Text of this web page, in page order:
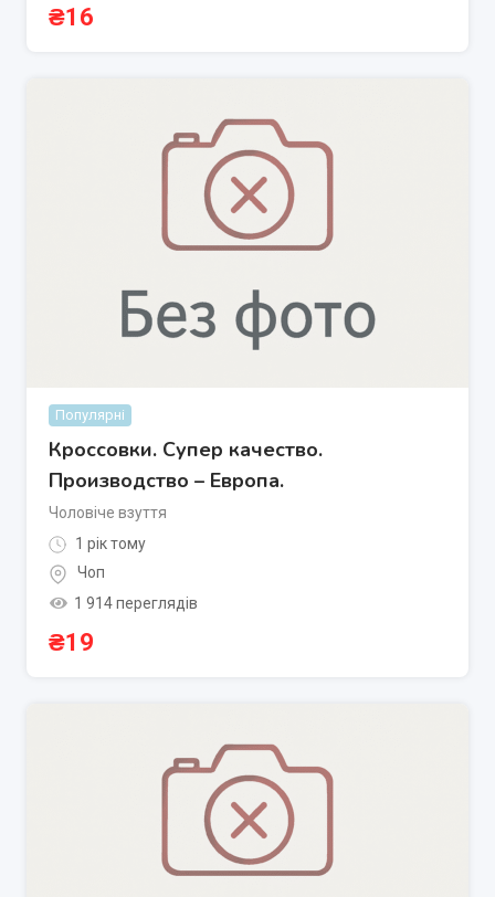
₴16
Популярні
Кроссовки. Супер качество.
Производство – Европа.
Чоловіче взуття
1 рік тому
Чоп
1 914 переглядів
₴19